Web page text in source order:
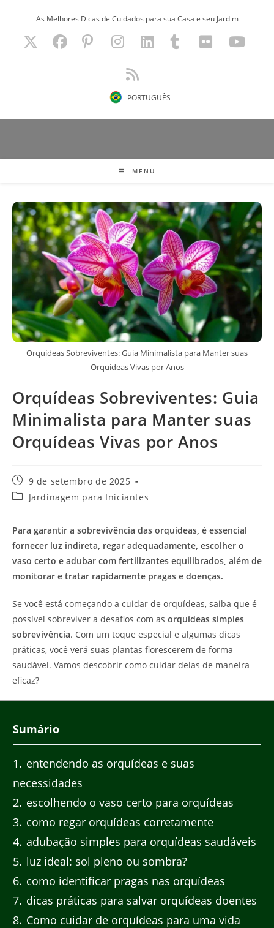
As Melhores Dicas de Cuidados para sua Casa e seu Jardim
PORTUGUÊS
MENU
Orquídeas Sobreviventes: Guia Minimalista para Manter suas
Orquídeas Vivas por Anos
Orquídeas Sobreviventes: Guia
Minimalista para Manter suas
Orquídeas Vivas por Anos
Post
publicado:
9 de setembro de 2025
Categoria
Jardinagem para Iniciantes
Para garantir a sobrevivência das orquídeas, é essencial
fornecer luz indireta, regar adequadamente, escolher o
vaso certo e adubar com fertilizantes equilibrados, além de
monitorar e tratar rapidamente pragas e doenças.
Se você está começando a cuidar de orquídeas, saiba que é
possível sobreviver a desafios com as orquídeas simples
sobrevivência. Com um toque especial e algumas dicas
práticas, você verá suas plantas florescerem de forma
saudável. Vamos descobrir como cuidar delas de maneira
eficaz?
Sumário
1
entendendo as orquídeas e suas
necessidades
2 escolhendo o vaso certo para orquídeas
3 como regar orquídeas corretamente
4 adubação simples para orquídeas saudáveis
5 luz ideal: sol pleno ou sombra?
6 como identificar pragas nas orquídeas
7 dicas práticas para salvar orquídeas doentes
8 Como cuidar de orquídeas para uma vida